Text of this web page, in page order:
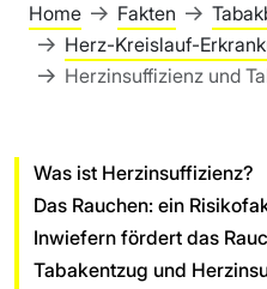
Home Fakten
Herz-Kreislauf-
Herzinsuffizienz und
Was ist Herzinsuffizienz?
Das Rauchen: ein
Inwiefern fördert das
Tabakentzug und